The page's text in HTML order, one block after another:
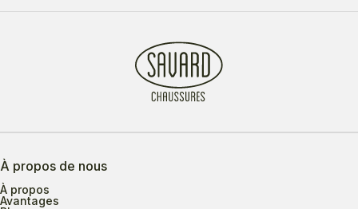
À propos de nous
À propos
Avantages